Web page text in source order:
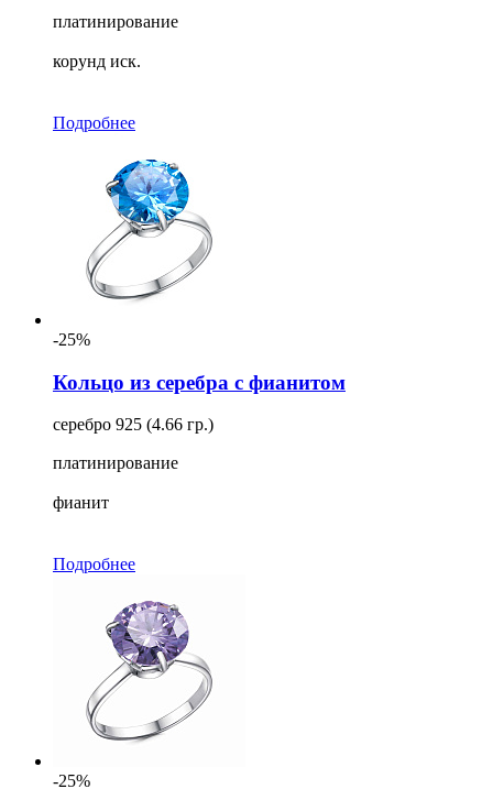
платинирование
корунд иск.
Подробнее
-25%
Кольцо из серебра с фианитом
серебро 925 (4.66 гр.)
платинирование
фианит
Подробнее
-25%